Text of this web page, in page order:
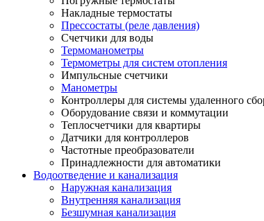
Накладные термостаты
Прессостаты (реле давления)
Счетчики для воды
Термоманометры
Термометры для систем отопления
Импульсные счетчики
Манометры
Контроллеры для системы удаленного
Оборудование связи и коммутации
Теплосчетчики для квартиры
Датчики для контроллеров
Частотные преобразователи
Принадлежности для автоматики
Водоотведение и канализация
Наружная канализация
Внутренняя канализация
Безшумная канализация